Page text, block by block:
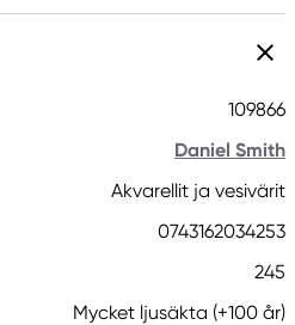
109866
Daniel Smith
Akvarellit ja vesivärit
0743162034253
245
Mycket ljusäkta (+100 år)